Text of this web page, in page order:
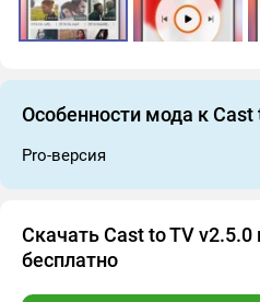
Особенности мода к Cast
Pro-версия
Скачать Cast to TV
бесплатно